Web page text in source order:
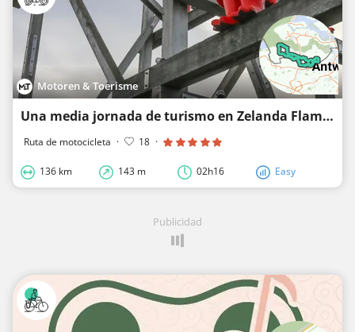
Motoren & Toerisme
Una media jornada de turismo en Zelanda Flamenca
Ruta de motocicleta · 18 ·
136 km 143 m 02h16 Easy
Publicidad